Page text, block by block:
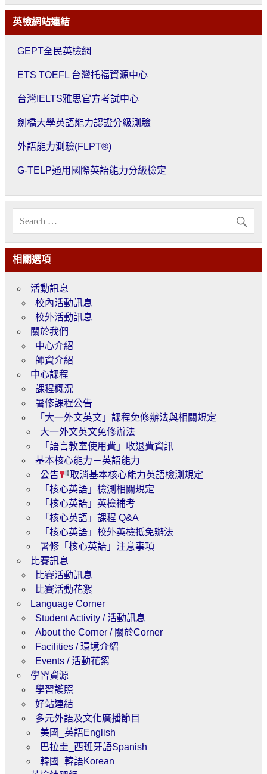
英檢網站連結
GEPT全民英檢網
ETS TOEFL 台灣托福資源中心
台灣IELTS雅思官方考試中心
劍橋大學英語能力認證分級測驗
外語能力測驗(FLPT®)
G-TELP通用國際英語能力分級檢定
相關選項
活動訊息
校內活動訊息
校外活動訊息
關於我們
中心介紹
師資介紹
中心課程
課程概況
暑修課程公告
「大一外文英文」課程免修辦法與相關規定
大一外文英文免修辦法
「語言教室使用費」收退費資訊
基本核心能力－英語能力
公告
取消基本核心能力英語檢測規定
「核心英語」檢測相關規定
「核心英語」英檢補考
「核心英語」課程 Q&A
「核心英語」校外英檢抵免辦法
暑修「核心英語」注意事項
比賽訊息
比賽活動訊息
比賽活動花絮
Language Corner
Student Activity / 活動訊息
About the Corner / 關於Corner
Facilities / 環境介紹
Events / 活動花絮
學習資源
學習護照
好站連結
多元外語及文化廣播節目
美國_英語English
巴拉圭_西班牙語Spanish
韓國_韓語Korean